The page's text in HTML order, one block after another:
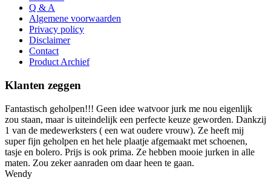
Q & A
Algemene voorwaarden
Privacy policy
Disclaimer
Contact
Product Archief
Klanten zeggen
Fantastisch geholpen!!! Geen idee watvoor jurk me nou eigenlijk
zou staan, maar is uiteindelijk een perfecte keuze geworden. Dankzij
1 van de medewerksters ( een wat oudere vrouw). Ze heeft mij
super fijn geholpen en het hele plaatje afgemaakt met schoenen,
tasje en bolero. Prijs is ook prima. Ze hebben mooie jurken in alle
maten. Zou zeker aanraden om daar heen te gaan.
Wendy